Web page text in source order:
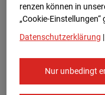
renzen können in
„Cookie-
Datenschutzerklärung |
Nur unbedingt